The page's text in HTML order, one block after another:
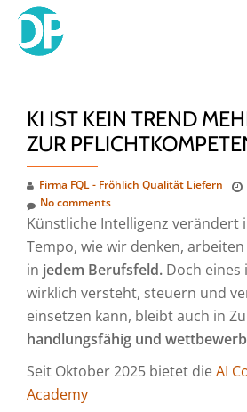
Skip
KI IST KEIN TREND
ZUR
Firma FQL - Fröhlich Qualität Liefern
No comments
Künstliche Intelligenz verändert
Tempo, wie wir denken,
in jedem Berufsfeld. Doch eines
wirklich versteht, steuern und
einsetzen kann, bleibt auch in
handlungsfähig und
Seit Oktober 2025 bietet dieAI
Academy